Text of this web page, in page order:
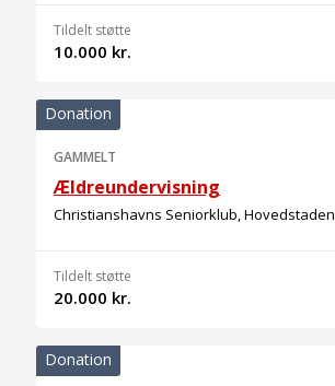
Tildelt støtte
10.000 kr.
Donation
GAMMELT
Ældreundervisning
Christianshavns Seniorklub, Hovedstaden
Tildelt støtte
20.000 kr.
Donation